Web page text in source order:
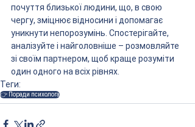
почуття близької людини, що, в свою
чергу, зміцнює відносини і допомагає
уникнути непорозумінь. Спостерігайте,
аналізуйте і найголовніше – розмовляйте
зі своїм партнером, щоб краще розуміти
один одного на всіх рівнях.
Теги:
👉 Поради психолога